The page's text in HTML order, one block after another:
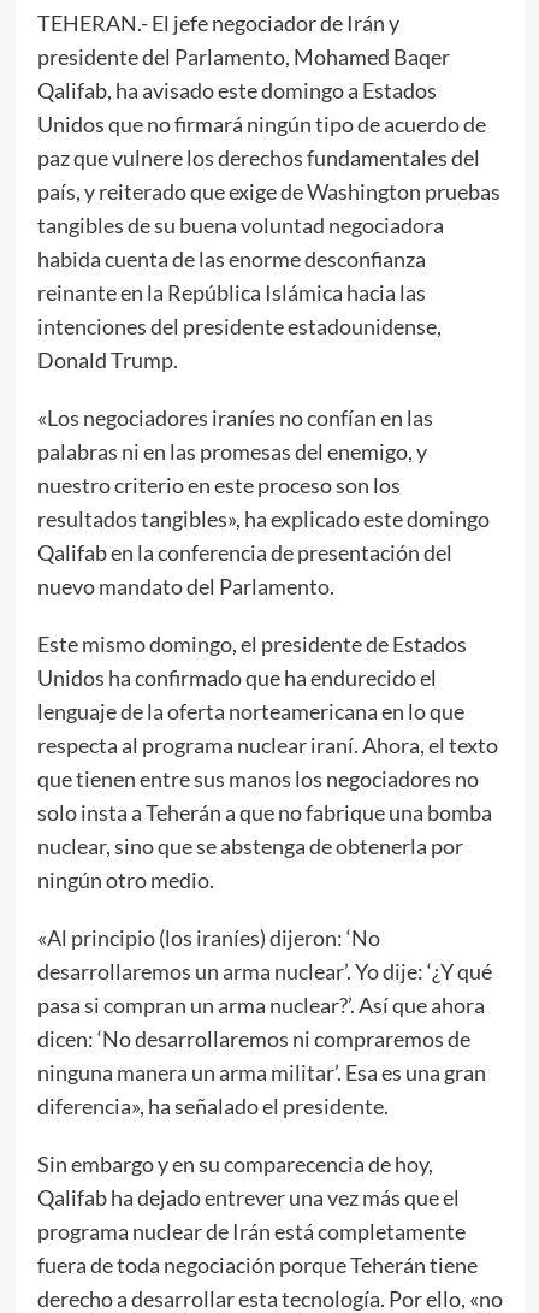
TEHERAN.- El jefe negociador de Irán y
presidente del Parlamento, Mohamed Baqer
Qalifab, ha avisado este domingo a Estados
Unidos que no firmará ningún tipo de acuerdo de
paz que vulnere los derechos fundamentales del
país, y reiterado que exige de Washington pruebas
tangibles de su buena voluntad negociadora
habida cuenta de las enorme desconfianza
reinante en la República Islámica hacia las
intenciones del presidente estadounidense,
Donald Trump.
«Los negociadores iraníes no confían en las
palabras ni en las promesas del enemigo, y
nuestro criterio en este proceso son los
resultados tangibles», ha explicado este domingo
Qalifab en la conferencia de presentación del
nuevo mandato del Parlamento.
Este mismo domingo, el presidente de Estados
Unidos ha confirmado que ha endurecido el
lenguaje de la oferta norteamericana en lo que
respecta al programa nuclear iraní. Ahora, el texto
que tienen entre sus manos los negociadores no
solo insta a Teherán a que no fabrique una bomba
nuclear, sino que se abstenga de obtenerla por
ningún otro medio.
«Al principio (los iraníes) dijeron: ‘No
desarrollaremos un arma nuclear’. Yo dije: ‘¿Y qué
pasa si compran un arma nuclear?’. Así que ahora
dicen: ‘No desarrollaremos ni compraremos de
ninguna manera un arma militar’. Esa es una gran
diferencia», ha señalado el presidente.
Sin embargo y en su comparecencia de hoy,
Qalifab ha dejado entrever una vez más que el
programa nuclear de Irán está completamente
fuera de toda negociación porque Teherán tiene
derecho a desarrollar esta tecnología. Por ello, «no